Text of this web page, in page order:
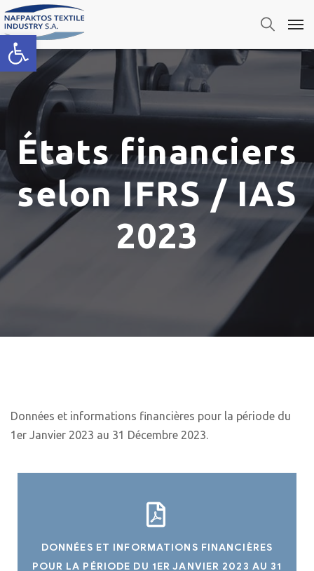
Ouvrir la barre d’outils
États financiers
selon IFRS / IAS
2023
Données et informations financières pour la période du
1er Janvier 2023 au 31 Décembre 2023.
DONNÉES ET INFORMATIONS FINANCIÈRES
POUR LA PÉRIODE DU 1ER JANVIER 2023 AU 31